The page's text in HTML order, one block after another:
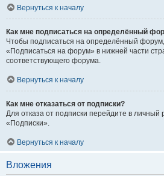
Вернуться к началу
Как мне подписаться на определённый
Чтобы подписаться на определённый
«Подписаться на форум» в нижней части
соответствующего форума.
Вернуться к началу
Как мне отказаться от подписки?
Для отказа от подписки перейдите в личный
«Подписки».
Вернуться к началу
Вложения